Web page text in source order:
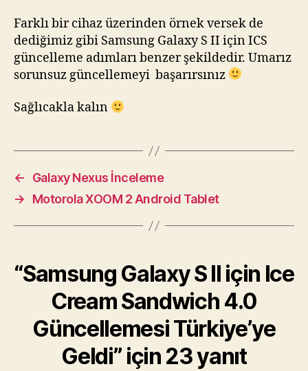
Farklı bir cihaz üzerinden örnek versek de
dediğimiz gibi Samsung Galaxy S II için ICS
güncelleme adımları benzer şekildedir. Umarız
sorunsuz güncellemeyi başarırsınız
Sağlıcakla kalın
←
Galaxy Nexus İnceleme
→
Motorola XOOM 2 Android Tablet
“Samsung Galaxy S II için Ice
Cream Sandwich 4.0
Güncellemesi Türkiye’ye
Geldi” için 23 yanıt